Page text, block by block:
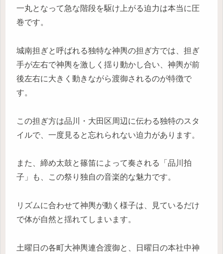
一丸となって急な階段を駆け上がる迫力は本当に圧
巻です。
城南担ぎと呼ばれる独特な神輿の担ぎ方では、担ぎ
手が左右で神輿を激しく揺り動かし合い、神輿が前
後左右に大きく動きながら渡御されるのが特徴で
す。
この担ぎ方は品川・大田区周辺に伝わる独特のスタ
イルで、一度見ると忘れられない迫力があります。
また、締め太鼓と篠笛によって奏される「品川拍
子」も、この祭り独自の音楽的な魅力です。
リズムに合わせて神輿が動く様子は、見ているだけ
で体が自然と揺れてしまいます。
土曜日の各町大神輿連合渡御と、日曜日の本社中神